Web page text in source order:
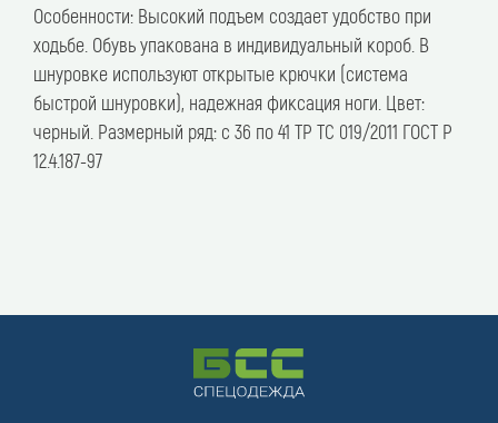
Особенности: Высокий подъем создает удобство при
ходьбе. Обувь упакована в индивидуальный короб. В
шнуровке используют открытые крючки (система
быстрой шнуровки), надежная фиксация ноги. Цвет:
черный. Размерный ряд: с 36 по 41 ТР ТС 019/2011 ГОСТ Р
12.4.187-97